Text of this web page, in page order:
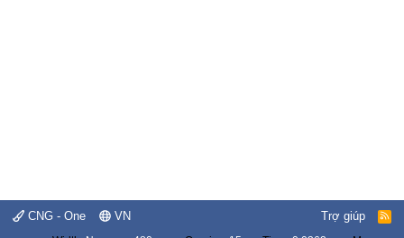
CNG - One VN Trợ giúp
R